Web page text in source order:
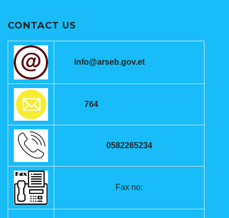
CONTACT US
info@arseb.gov.et
764
0582265234
Fax no: